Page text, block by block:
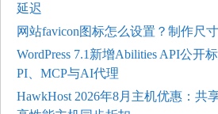
延迟
网站favicon图标怎么设置？制作尺
WordPress 7.1新增Abilities API公开
PI、MCP与AI代理
HawkHost 2026年8月主机优惠：共